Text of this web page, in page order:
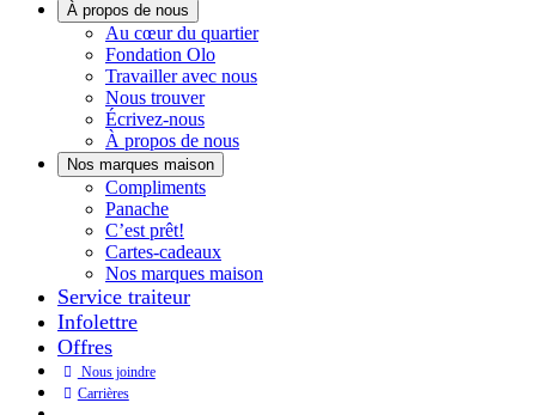
À propos de nous
Au cœur du quartierHistoires
Fondation Olo
Travailler avec nous
Nous trouver
Écrivez-nous
À propos de nous
Nos marques maison
ComplimentsNotre
qui
goûte
PanacheDécouvrez
Panache
C’est prêt!
bons.
Toujours
prêts
Cartes-cadeaux
Nos marques maison
Service traiteur
Infolettre
Offres
Nous joindre
Carrières